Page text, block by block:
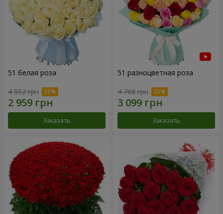
51 белая роза
4 552 грн
Заказать
51 разноцветная роза
4 768 грн
Заказать